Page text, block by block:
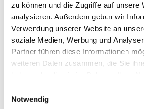
zu können und die Zugriffe auf unsere
analysieren. Außerdem geben wir
Verwendung unserer Website an
soziale Medien, Werbung und
Partner führen diese Informationen
weiteren Daten zusammen, die Sie
Notwendig